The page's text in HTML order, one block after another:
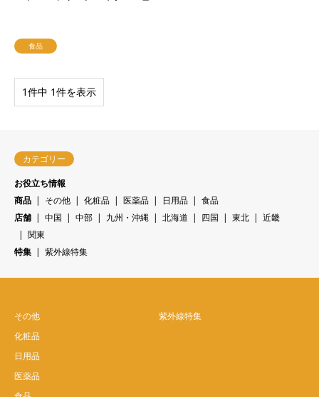
食品
1件中 1件を表示
カテゴリー
お役立ち情報
商品
その他 化粧品 医薬品 日用品
食品
店舗
中国 中部 九州・沖縄 北海道 四国 東北
近畿
関東
特集
紫外線特集
その他
化粧品
日用品
医薬品
紫外線特集